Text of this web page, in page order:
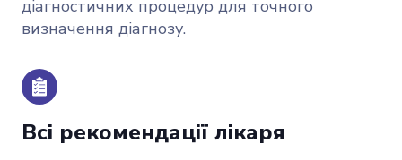
діагностичних процедур для точного
визначення діагнозу.
Всі рекомендації лікаря